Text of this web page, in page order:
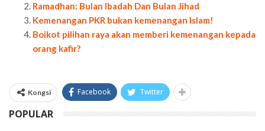
Ramadhan: Bulan Ibadah Dan Bulan Jihad
Kemenangan PKR bukan kemenangan Islam!
Boikot pilihan raya akan memberi kemenangan kepada
orang kafir?
Kongsi Facebook Twitter
POPULAR